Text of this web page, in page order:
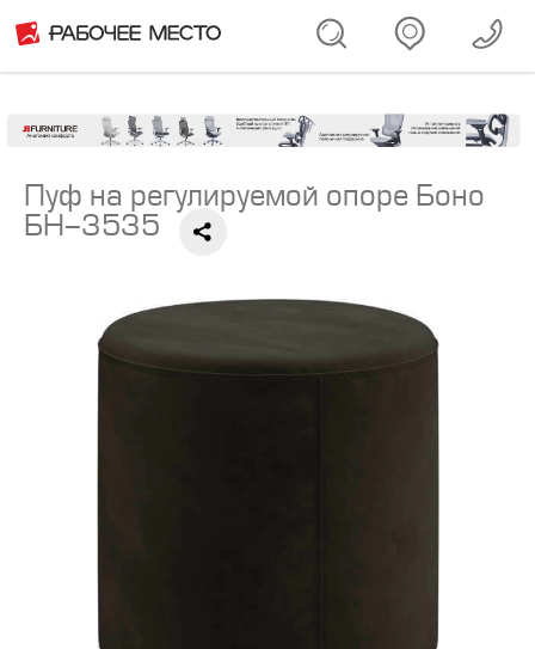
Пуф на регулируемой опоре Боно
БН-3535